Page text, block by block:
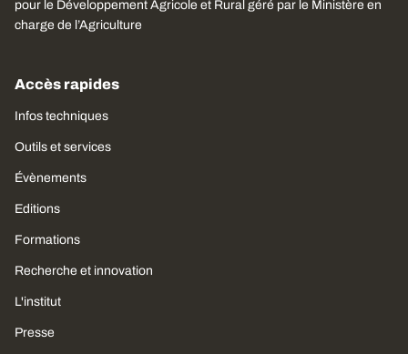
pour le Développement Agricole et Rural géré par le Ministère en
charge de l’Agriculture
Accès rapides
Infos techniques
Outils et services
Évènements
Editions
Formations
Recherche et innovation
L'institut
Presse